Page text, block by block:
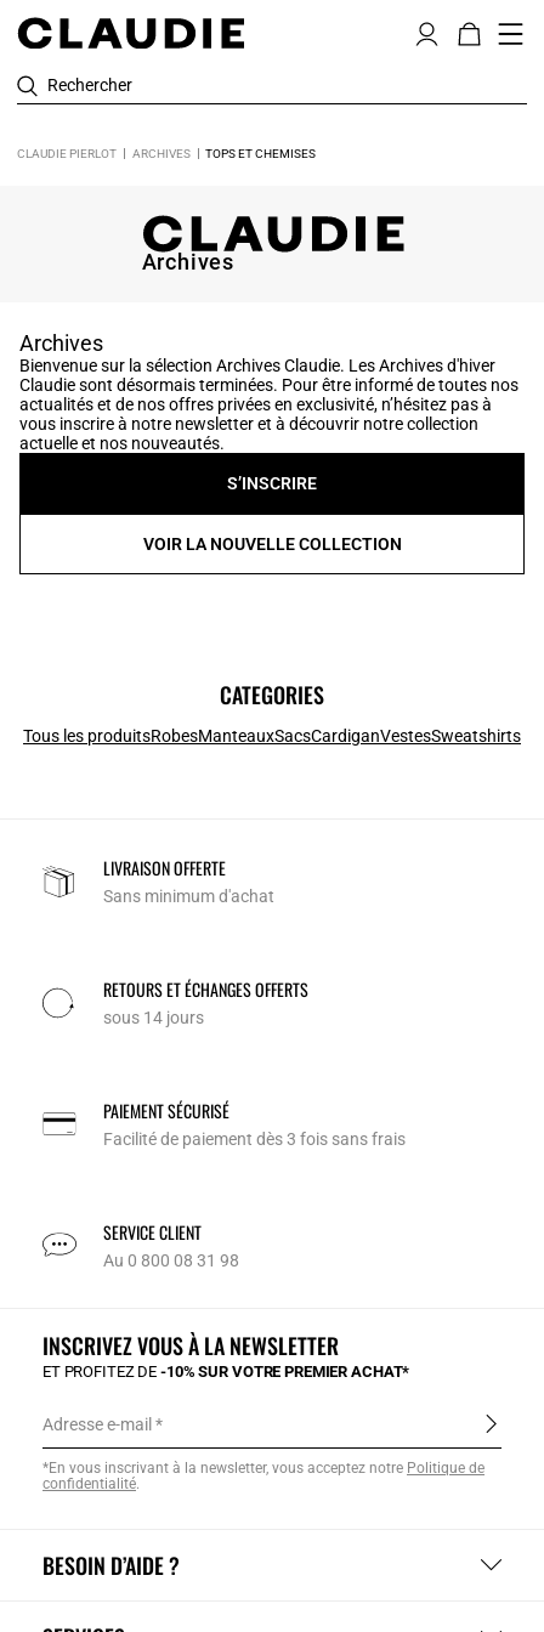
Rechercher
CLAUDIE PIERLOT ARCHIVES TOPS ET CHEMISES
Archives
Archives
Bienvenue sur la sélection Archives Claudie. Les Archives d'hiver
Claudie sont désormais terminées. Pour être informé de toutes nos
actualités et de nos offres privées en exclusivité, n’hésitez pas à
vous inscrire à notre newsletter et à découvrir notre collection
actuelle et nos nouveautés.
S’INSCRIRE
VOIR LA NOUVELLE COLLECTION
CATEGORIES
Tous les produitsRobesManteauxSacsCardiganVestesSweatshirts
LIVRAISON OFFERTE
Sans minimum d'achat
RETOURS ET ÉCHANGES OFFERTS
sous 14 jours
PAIEMENT SÉCURISÉ
Facilité de paiement dès 3 fois sans frais
SERVICE CLIENT
Au 0 800 08 31 98
BESOIN D’AIDE ?
INSCRIVEZ VOUS À LA NEWSLETTER
ET PROFITEZ DE-10% SUR VOTRE PREMIER ACHAT*
Adresse e-mail
*En vous inscrivant à la newsletter, vous acceptez notre Politique de
confidentialité.